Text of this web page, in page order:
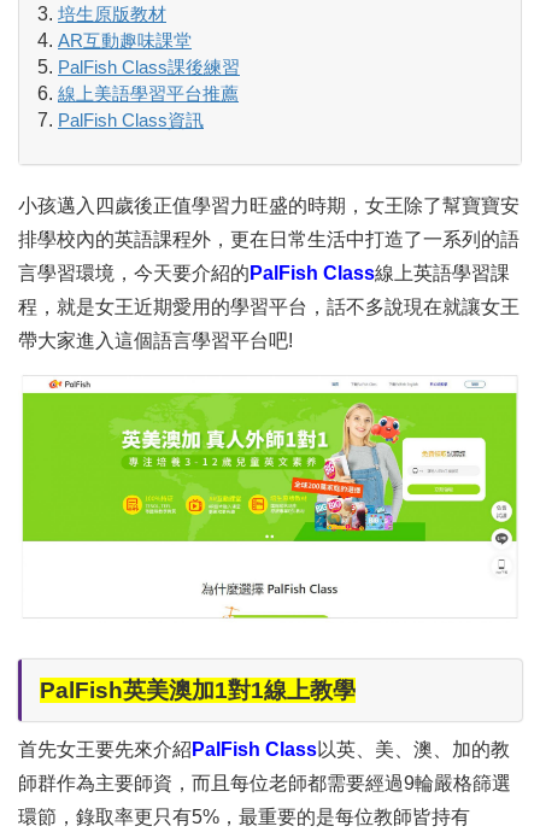
培生原版教材
AR互動趣味課堂
PalFish Class課後練習
線上美語學習平台推薦
PalFish Class資訊
小孩邁入四歲後正值學習力旺盛的時期，女王除了幫寶寶安
排學校內的英語課程外，更在日常生活中打造了一系列的語
言學習環境，今天要介紹的 PalFish Class線上英語學習課
程，就是女王近期愛用的學習平台，話不多說現在就讓女王
帶大家進入這個語言學習平台吧!
PalFish英美澳加1對1線上教學
首先女王要先來介紹 PalFish Class以英、美、澳、加的教
師群作為主要師資，而且每位老師都需要經過9輪嚴格篩選
環節，錄取率更只有5%，最重要的是每位教師皆持有